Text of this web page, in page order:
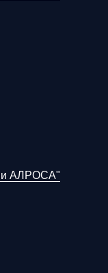
АЛРОСА"